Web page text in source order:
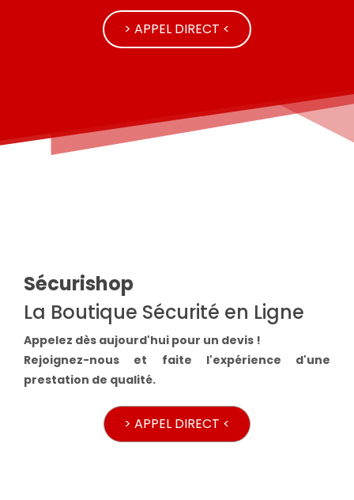
> APPEL DIRECT <
Sécurishop
La Boutique Sécurité en Ligne
Appelez dès aujourd'hui pour un devis !
Rejoignez-nous et faite l'expérience d'une
prestation de qualité.
> APPEL DIRECT <